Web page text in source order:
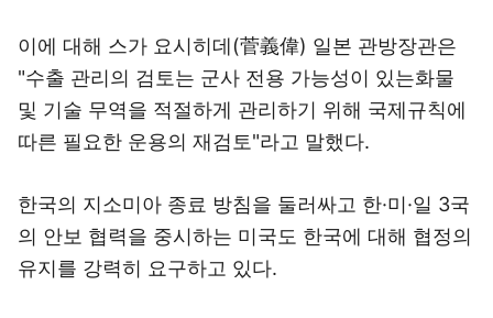
이에 대해 스가 요시히데(菅義偉) 일본 관방장관은
"수출 관리의 검토는 군사 전용 가능성이 있는화물
및 기술 무역을 적절하게 관리하기 위해 국제규칙에
따른 필요한 운용의 재검토"라고 말했다.
한국의 지소미아 종료 방침을 둘러싸고 한·미·일 3국
의 안보 협력을 중시하는 미국도 한국에 대해 협정의
유지를 강력히 요구하고 있다.